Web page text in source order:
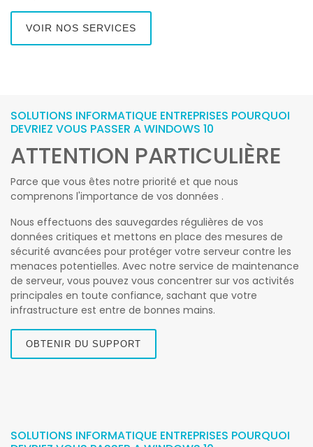
VOIR NOS SERVICES
SOLUTIONS INFORMATIQUE ENTREPRISES POURQUOI
DEVRIEZ VOUS PASSER A WINDOWS 10
ATTENTION PARTICULIÈRE
Parce que vous êtes notre priorité et que nous
comprenons l'importance de vos données .
Nous effectuons des sauvegardes régulières de vos
données critiques et mettons en place des mesures de
sécurité avancées pour protéger votre serveur contre les
menaces potentielles. Avec notre service de maintenance
de serveur, vous pouvez vous concentrer sur vos activités
principales en toute confiance, sachant que votre
infrastructure est entre de bonnes mains.
OBTENIR DU SUPPORT
SOLUTIONS INFORMATIQUE ENTREPRISES POURQUOI